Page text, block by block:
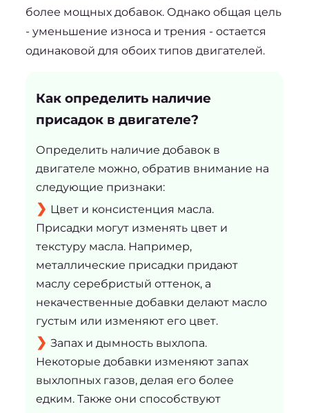
более мощных добавок. Однако общая цель
- уменьшение износа и трения - остается
одинаковой для обоих типов двигателей.
Как определить наличие
присадок в двигателе?
Определить наличие добавок в
двигателе можно, обратив внимание на
следующие признаки:
Цвет и консистенция масла.
Присадки могут изменять цвет и
текстуру масла. Например,
металлические присадки придают
маслу серебристый оттенок, а
некачественные добавки делают масло
густым или изменяют его цвет.
Запах и дымность выхлопа.
Некоторые добавки изменяют запах
выхлопных газов, делая его более
едким. Также они способствуют